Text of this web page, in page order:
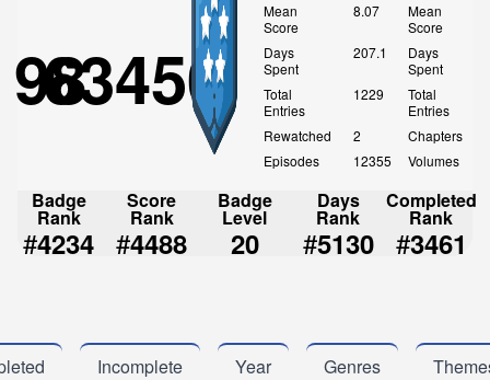
98
63450
Mean
Score
8.07
Days
Spent
207.1
Total
Entries
1229
Rewatched
2
Episodes
12355
Mean
Score
Days
Spent
Total
Entries
Chapters
Volumes
Badge
Rank
#4234
Score
Rank
#4488
Badge
Level
20
Days
Rank
#5130
Completed
Rank
#3461
Incomplete Year Genres